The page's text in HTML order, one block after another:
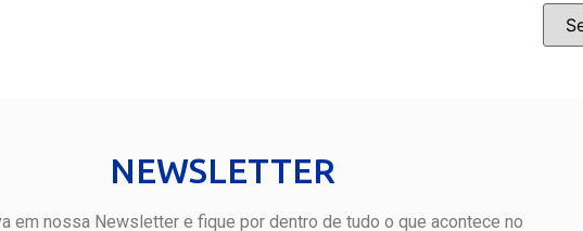
NEWSLETTER
em nossa Newsletter e fique por dentro de tudo o que acontece no